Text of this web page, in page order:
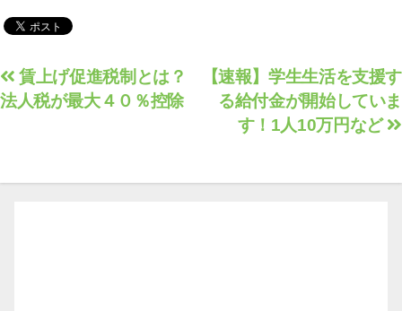
投
稿
ゲ
【速報】学生生活を支援す
る給付金が開始していま
す！1人10万円など
賃上げ促進税制とは？
法人税が最大４０％控除